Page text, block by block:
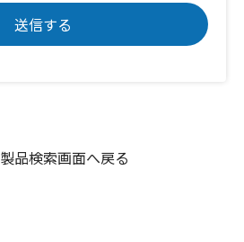
製品検索画面へ戻る